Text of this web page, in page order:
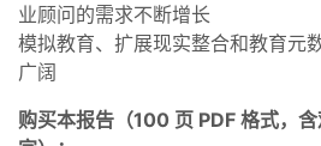
业顾问的需求不断增长
模拟教育、扩展现实整合和教育元
广阔
购买本报告（100 页 PDF 格式，